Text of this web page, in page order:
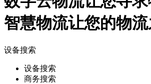
智慧物流让您的物
设备搜索
设备搜索
商务搜索